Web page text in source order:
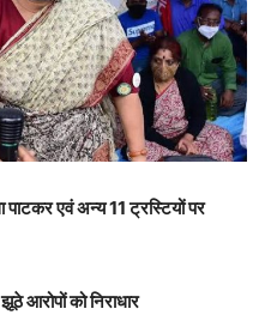
पाटकर एवं अन्य 11 ट्रस्टियों पर
आरोपों को निराधार